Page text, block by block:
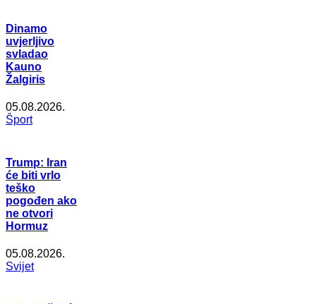
Dinamo
uvjerljivo
svladao
Kauno
Žalgiris
05.08.2026.
Šport
Trump: Iran
će biti vrlo
teško
pogođen ako
ne otvori
Hormuz
05.08.2026.
Svijet